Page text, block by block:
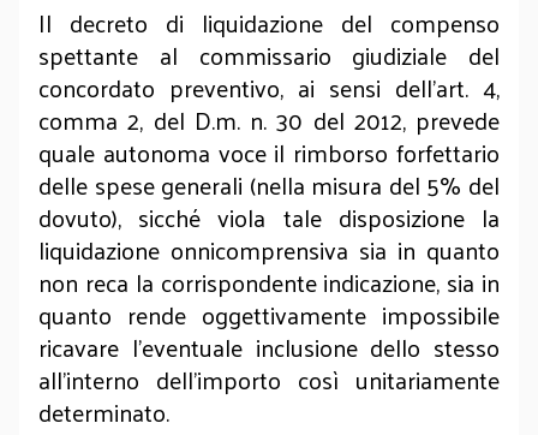
Il decreto di liquidazione del compenso
spettante al commissario giudiziale del
concordato preventivo, ai sensi dell'art. 4,
comma 2, del D.m. n. 30 del 2012, prevede
quale autonoma voce il rimborso forfettario
delle spese generali (nella misura del 5% del
dovuto), sicché viola tale disposizione la
liquidazione onnicomprensiva sia in quanto
non reca la corrispondente indicazione, sia in
quanto rende oggettivamente impossibile
ricavare l'eventuale inclusione dello stesso
all'interno dell'importo così unitariamente
determinato.